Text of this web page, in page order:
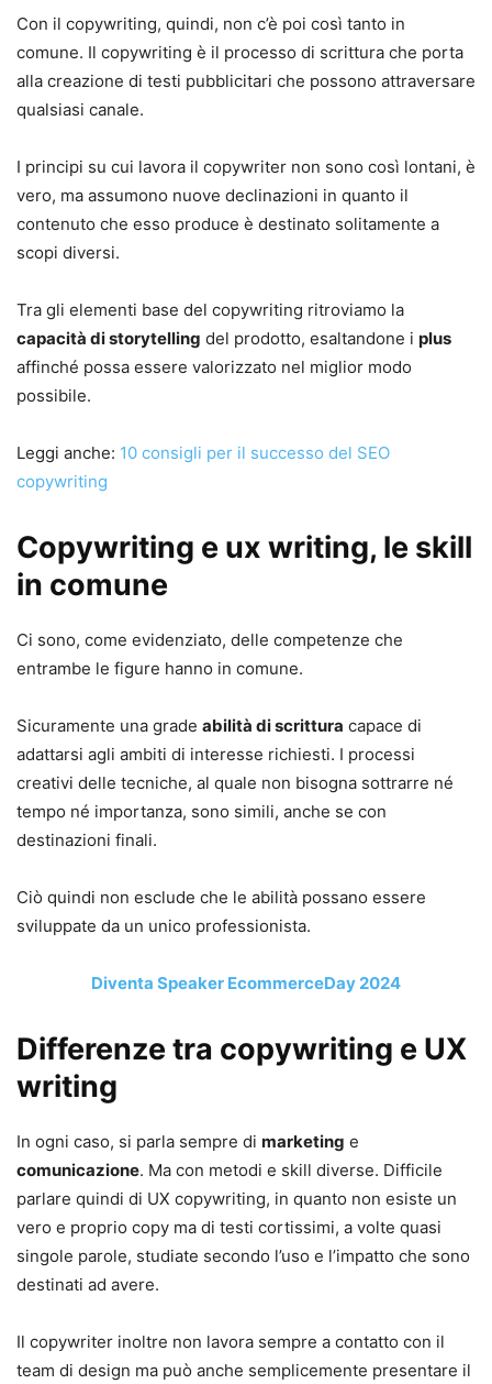
Con il copywriting, quindi, non c’è poi così tanto in
comune. Il copywriting è il processo di scrittura che porta
alla creazione di testi pubblicitari che possono attraversare
qualsiasi canale.
I principi su cui lavora il copywriter non sono così lontani, è
vero, ma assumono nuove declinazioni in quanto il
contenuto che esso produce è destinato solitamente a
scopi diversi.
Tra gli elementi base del copywriting ritroviamo la
capacità di storytelling del prodotto, esaltandone i plus
affinché possa essere valorizzato nel miglior modo
possibile.
Leggi anche: 10 consigli per il successo del SEO
copywriting
Copywriting e ux writing, le skill
in comune
Ci sono, come evidenziato, delle competenze che
entrambe le figure hanno in comune.
Sicuramente una grade abilità di scrittura capace di
adattarsi agli ambiti di interesse richiesti. I processi
creativi delle tecniche, al quale non bisogna sottrarre né
tempo né importanza, sono simili, anche se con
destinazioni finali.
Ciò quindi non esclude che le abilità possano essere
sviluppate da un unico professionista.
Diventa Speaker EcommerceDay 2024
Differenze tra copywriting e UX
writing
In ogni caso, si parla sempre di marketing e
comunicazione. Ma con metodi e skill diverse. Difficile
parlare quindi di UX copywriting, in quanto non esiste un
vero e proprio copy ma di testi cortissimi, a volte quasi
singole parole, studiate secondo l’uso e l’impatto che sono
destinati ad avere.
Il copywriter inoltre non lavora sempre a contatto con il
team di design ma può anche semplicemente presentare il